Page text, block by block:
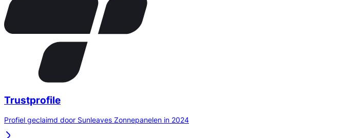
Trustprofile
Profiel geclaimd door Sunleaves Zonnepanelen in 2024